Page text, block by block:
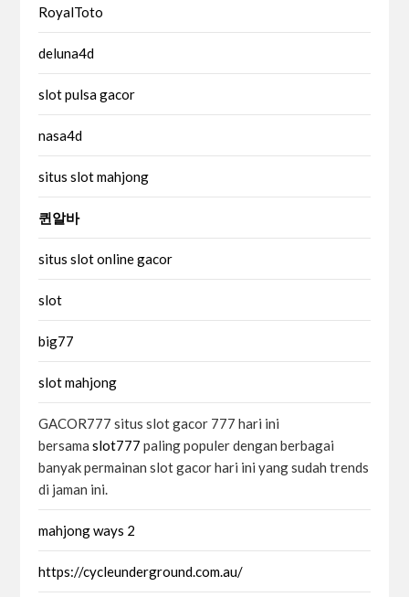
RoyalToto
deluna4d
slot pulsa gacor
nasa4d
situs slot mahjong
퀸알바
situs slot online gacor
slot
big77
slot mahjong
GACOR777 situs slot gacor 777 hari ini
bersamaslot777 paling populer dengan berbagai
banyak permainan slot gacor hari ini yang sudah trends
di jaman ini.
mahjong ways 2
https://cycleunderground.com.au/